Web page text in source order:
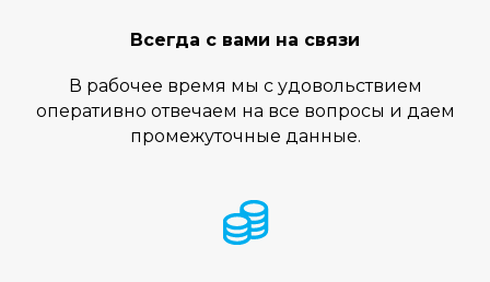
Всегда с вами на связи
В рабочее время мы с удовольствием
оперативно отвечаем на все вопросы и даем
промежуточные данные.